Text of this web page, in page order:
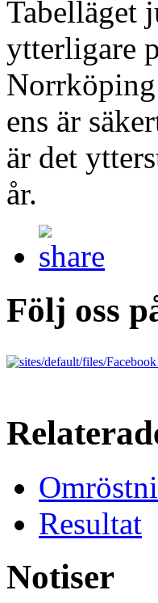
Tabelläget
ytterligare
ens är
är det
år.
Följ oss
Resultat
Notiser